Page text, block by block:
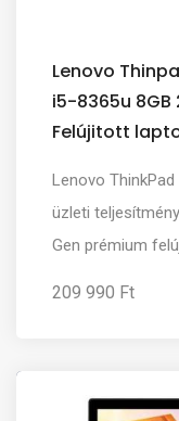
Lenovo
i5-8365u 8GB
Felújitott
Lenovo
üzleti
Gen prémium
209 990 Ft